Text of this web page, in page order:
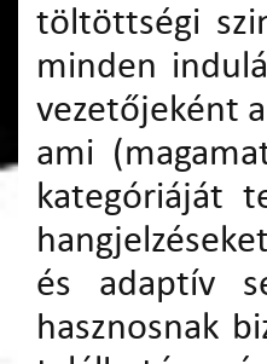
töltöttségi
minden
vezetőjeként a
ami
kategóriáját
és adaptív
hasznosnak